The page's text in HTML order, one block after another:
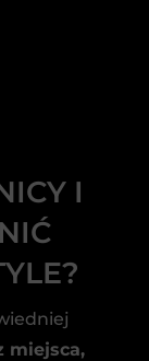
I
miejsca,